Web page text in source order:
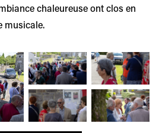
chaleureuse ont clos en
musicale.
Afficher l'image en grand
Afficher l'image
Afficher l'image en grand
Afficher l'image